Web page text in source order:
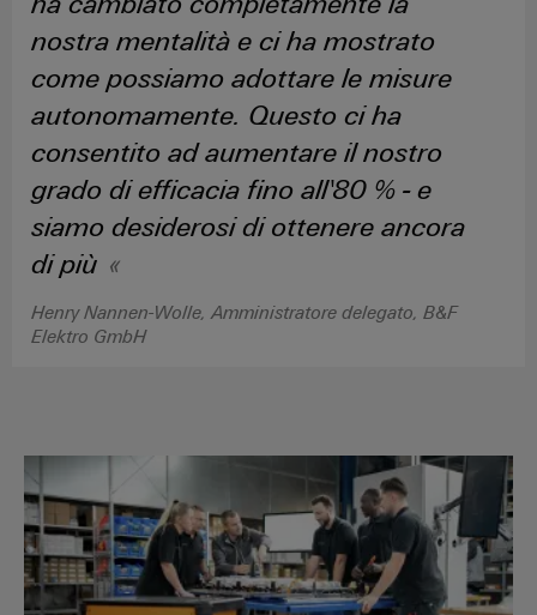
Industria
ferroviaria
Soluzioni
e
digitali
una
mobilità
rispettosa
del
nel
trasporto
Soluzioni
connessione
complete
per
l'industria
marittima
Misura
dell'energia
Weidmüller
Industrial
AI
Accesso
remoto
dei
Workplace
e
Accessori
nostra mentalità e ci ha mostrato
come possiamo adottare le misure
autonomamente. Questo ci ha
consentito ad aumentare il nostro
grado di efficacia fino all'80 % - e
siamo desiderosi di ottenere ancora
di più
Henry Nannen-Wolle, Amministratore delegato, B&F
Elektro GmbH
B&F Electrical GmbH: